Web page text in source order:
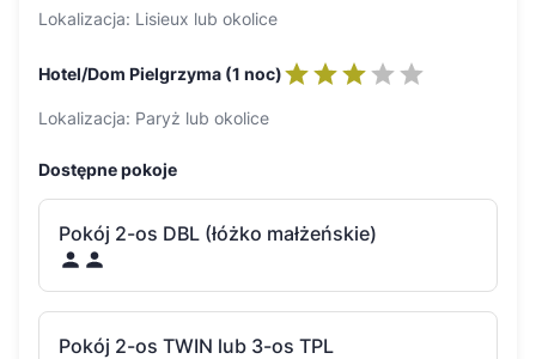
Lokalizacja: Lisieux lub okolice
Hotel/Dom Pielgrzyma (1 noc)
Lokalizacja: Paryż lub okolice
Dostępne pokoje
Pokój 2-os DBL (łóżko małżeńskie)
Pokój 2-os TWIN lub 3-os TPL